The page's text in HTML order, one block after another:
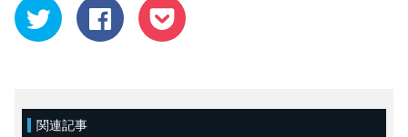
ク
リ
ッ
ク
有
(新
し
Facebook
で
共
有
リ
ク
リ
ッ
ク
ェ
関連記事